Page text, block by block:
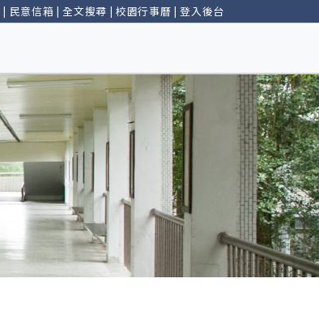
| 民意信箱 |全文搜尋 | 校園行事曆 |登入後台